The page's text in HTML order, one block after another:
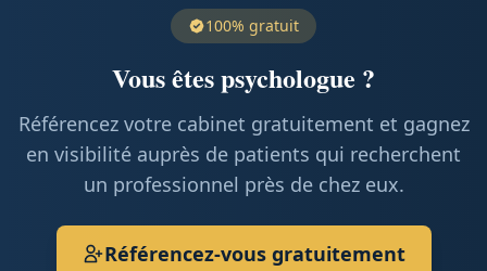
100% gratuit
Vous êtes psychologue ?
Référencez votre cabinet gratuitement et gagnez
en visibilité auprès de patients qui recherchent
un professionnel près de chez eux.
Référencez-vous gratuitement